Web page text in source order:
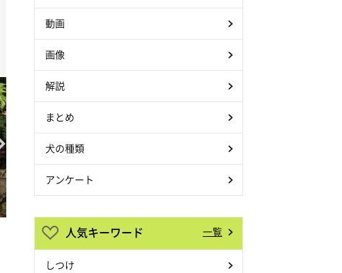
動画
画像
解説
まとめ
犬の種類
アンケート
人気キーワード 一覧
しつけ